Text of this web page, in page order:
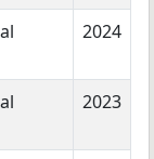
2024
2023